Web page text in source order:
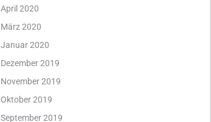
April 2020
März 2020
Januar 2020
Dezember 2019
November 2019
Oktober 2019
September 2019